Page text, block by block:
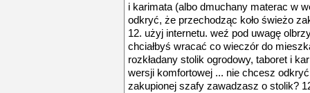
i karimata (albo dmuchany materac w
odkryć, że przechodząc koło świeżo
12. użyj internetu. weź pod uwagę
chciałbyś wracać co wieczór do
rozkładany stolik ogrodowy, taboret i
wersji komfortowej ... nie chcesz
zakupionej szafy zawadzasz o stolik?